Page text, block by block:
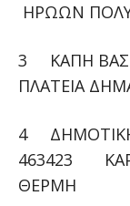
ΗΡΩΩΝ
3 ΚΑΠΗ
ΠΛΑΤΕΙΑ
4
463423
ΘΕΡΜΗ